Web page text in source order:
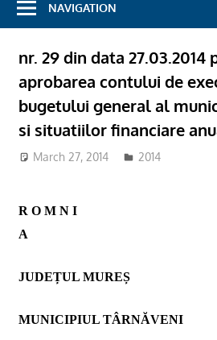
NAVIGATION
nr. 29 din data 27.03.2014
aprobarea contului de
bugetului general al
si situatiilor financiare
March 27, 2014 2014
R O M N I
A
JUDEȚUL MUREȘ
MUNICIPIUL TÂRNĂVENI